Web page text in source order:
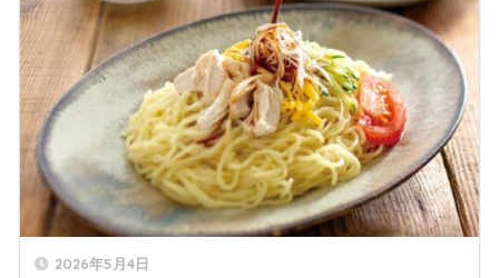
2026年5月4日